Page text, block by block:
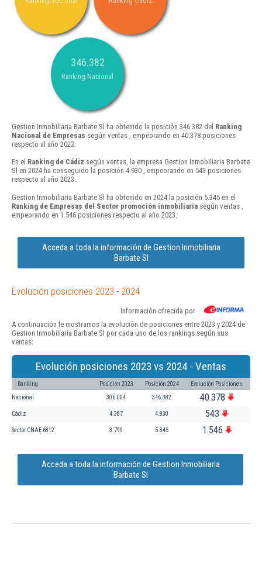
346.382
Ranking Nacional
Gestion Inmobiliaria Barbate Sl ha obtenido la posición 346.382 del Ranking
Nacional de Empresas según ventas , empeorando en 40.378 posiciones
respecto al año 2023.
En el Ranking de Cádiz según ventas, la empresa Gestion Inmobiliaria Barbate
Sl en 2024 ha conseguido la posición 4.930 , empeorando en 543 posiciones
respecto al año 2023.
Gestion Inmobiliaria Barbate Sl ha obtenido en 2024 la posición 5.345 en el
Ranking de Empresas del Sector promoción inmobiliaria según ventas ,
empeorando en 1.546 posiciones respecto al año 2023.
Acceda a toda la información de Gestion Inmobiliaria
Barbate Sl
Evolución posiciones 2023 - 2024
Información ofrecida por
A continuación le mostramos la evolución de posiciones entre 2023 y 2024 de
Gestion Inmobiliaria Barbate Sl por cada uno de los rankings según sus
ventas:
Evolución posiciones 2023 vs 2024 - Ventas
Ranking Posición 2023 Posición 2024 Evolución Posiciones
Nacional 306.004 346.382 40.378
Cádiz 4.387 4.930 543
Sector CNAE 6812 3.799 5.345 1.546
Acceda a toda la información de Gestion Inmobiliaria
Barbate Sl